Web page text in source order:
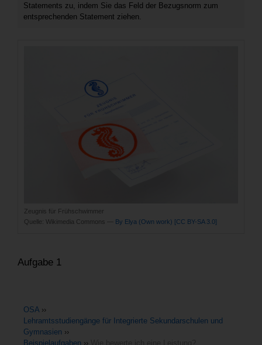
Statements zu, indem Sie das Feld der Bezugsnorm zum
entsprechenden Statement ziehen.
Zeugnis für Frühschwimmer
Quelle: Wikimedia Commons — By Elya (Own work) [CC BY-SA 3.0]
Aufgabe 1
OSA››
Lehramtsstudiengänge für Integrierte Sekundarschulen und
Gymnasien ››
Beispielaufgaben ››